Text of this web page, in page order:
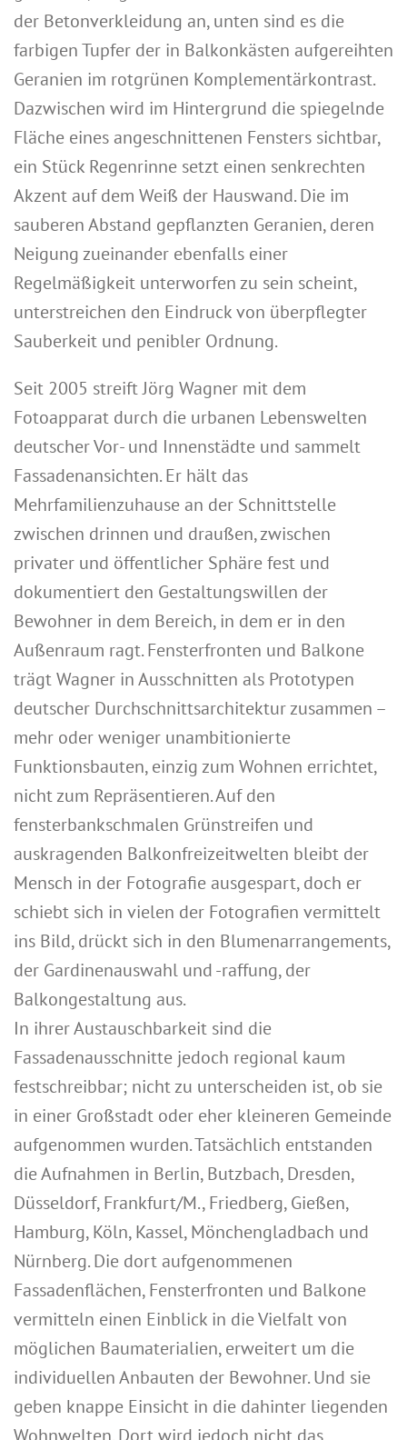
der Betonverkleidung an, unten sind es die
farbigen Tupfer der in Balkonkästen aufgereihten
Geranien im rotgrünen Komplementärkontrast.
Dazwischen wird im Hintergrund die spiegelnde
Fläche eines angeschnittenen Fensters sichtbar,
ein Stück Regenrinne setzt einen senkrechten
Akzent auf dem Weiß der Hauswand. Die im
sauberen Abstand gepflanzten Geranien, deren
Neigung zueinander ebenfalls einer
Regelmäßigkeit unterworfen zu sein scheint,
unterstreichen den Eindruck von überpflegter
Sauberkeit und penibler Ordnung.
Seit 2005 streift Jörg Wagner mit dem
Fotoapparat durch die urbanen Lebenswelten
deutscher Vor- und Innenstädte und sammelt
Fassadenansichten. Er hält das
Mehrfamilienzuhause an der Schnittstelle
zwischen drinnen und draußen, zwischen
privater und öffentlicher Sphäre fest und
dokumentiert den Gestaltungswillen der
Bewohner in dem Bereich, in dem er in den
Außenraum ragt. Fensterfronten und Balkone
trägt Wagner in Ausschnitten als Prototypen
deutscher Durchschnittsarchitektur zusammen –
mehr oder weniger unambitionierte
Funktionsbauten, einzig zum Wohnen errichtet,
nicht zum Repräsentieren. Auf den
fensterbankschmalen Grünstreifen und
auskragenden Balkonfreizeitwelten bleibt der
Mensch in der Fotografie ausgespart, doch er
schiebt sich in vielen der Fotografien vermittelt
ins Bild, drückt sich in den Blumenarrangements,
der Gardinenauswahl und -raffung, der
Balkongestaltung aus.
In ihrer Austauschbarkeit sind die
Fassadenausschnitte jedoch regional kaum
festschreibbar; nicht zu unterscheiden ist, ob sie
in einer Großstadt oder eher kleineren Gemeinde
aufgenommen wurden. Tatsächlich entstanden
die Aufnahmen in Berlin, Butzbach, Dresden,
Düsseldorf, Frankfurt/M., Friedberg, Gießen,
Hamburg, Köln, Kassel, Mönchengladbach und
Nürnberg. Die dort aufgenommenen
Fassadenflächen, Fensterfronten und Balkone
vermitteln einen Einblick in die Vielfalt von
möglichen Baumaterialien, erweitert um die
individuellen Anbauten der Bewohner. Und sie
geben knappe Einsicht in die dahinter liegenden
Wohnwelten. Dort wird jedoch nicht das